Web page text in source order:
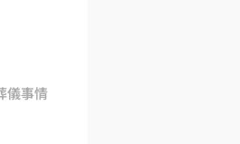
儀事情